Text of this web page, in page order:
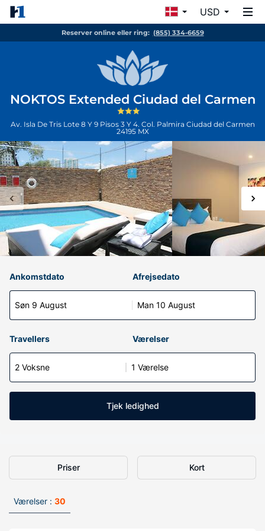
USD
Reserver online eller ring: (855) 334-6659
NOKTOS Extended Ciudad del Carmen
Av. Isla De Tris Lote 8 Y 9 Pisos 3 Y 4. Col. Palmira Ciudad del Carmen
24195 MX
Ankomstdato
Søn 9 August
Afrejsedato
Man 10 August
Travellers Værelser
2 Voksne 1 Værelse
Tjek ledighed
Priser Kort
Værelser : 30